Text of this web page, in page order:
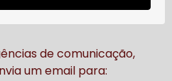
de comunicação,
um email para: